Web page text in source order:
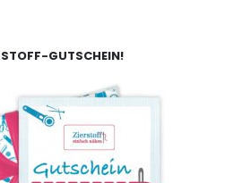
GUTSCHEIN!